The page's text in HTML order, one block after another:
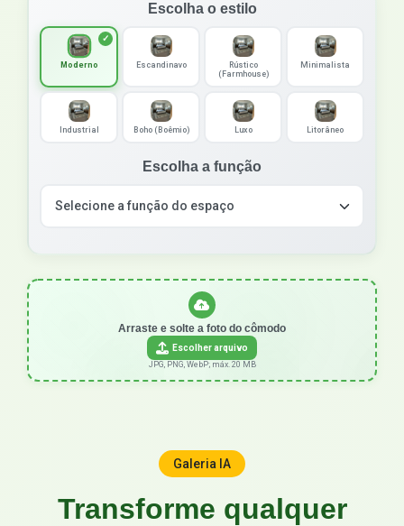
Escolha o estilo
Moderno Escandinavo
Rústico
(Farmhouse)
Minimalista
Industrial Boho (Boêmio) Luxo Litorâneo
Escolha a função
Arraste e solte a foto do cômodo
Escolher arquivo
JPG, PNG, WebP; máx. 20 MB
Galeria IA
Transforme qualquer